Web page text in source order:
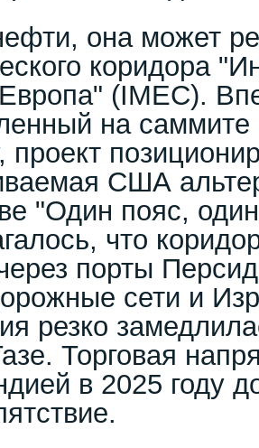
она может
коридора
(IMEC).
на
проект
США
"Один пояс,
что
порты
сети и
резко
Торговая
в 2025 году